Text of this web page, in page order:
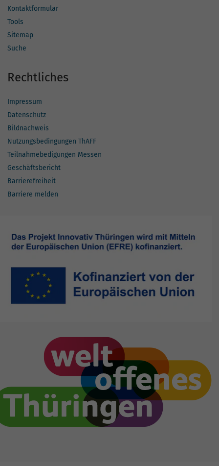
Kontaktformular
Tools
Sitemap
Suche
Rechtliches
Impressum
Datenschutz
Bildnachweis
Nutzungsbedingungen ThAFF
Teilnahmebedigungen Messen
Geschäftsbericht
Barrierefreiheit
Barriere melden